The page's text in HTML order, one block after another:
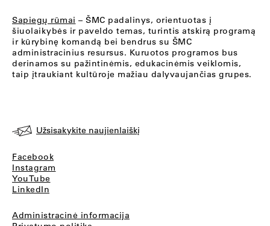
Sapiegų rūmai – ŠMC padalinys, orientuotas į
šiuolaikybės ir paveldo temas, turintis atskirą programą
ir kūrybinę komandą bei bendrus su ŠMC
administracinius resursus. Kuruotos programos bus
derinamos su pažintinėmis, edukacinėmis veiklomis,
taip įtraukiant kultūroje mažiau dalyvaujančias grupes.
Užsisakykite naujienlaiškį
Facebook
Instagram
YouTube
LinkedIn
Administracinė informacija